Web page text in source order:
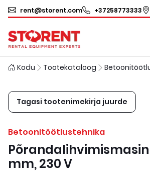
rent@storent.com +37258773333
Kodu Tootekataloog
Tagasi tootenimekirja juurde
Betoonitöötlustehnika
mm, 230 V